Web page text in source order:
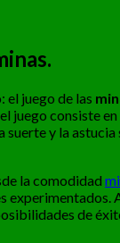
el juego de las
juego consiste
suerte y la
la comodidad
experimentados.
de